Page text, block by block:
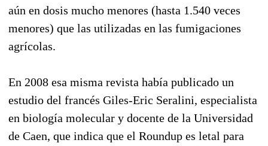
aún en dosis mucho menores (hasta 1.540 veces
menores) que las utilizadas en las fumigaciones
agrícolas.
En 2008 esa misma revista había publicado un
estudio del francés Giles-Eric Seralini, especialista
en biología molecular y docente de la Universidad
de Caen, que indica que el Roundup es letal para